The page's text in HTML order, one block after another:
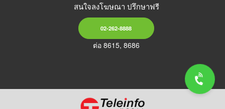
สนใจลงโฆษณา ปรึกษาฟรี
02-262-8888
ต่อ 8615, 8686